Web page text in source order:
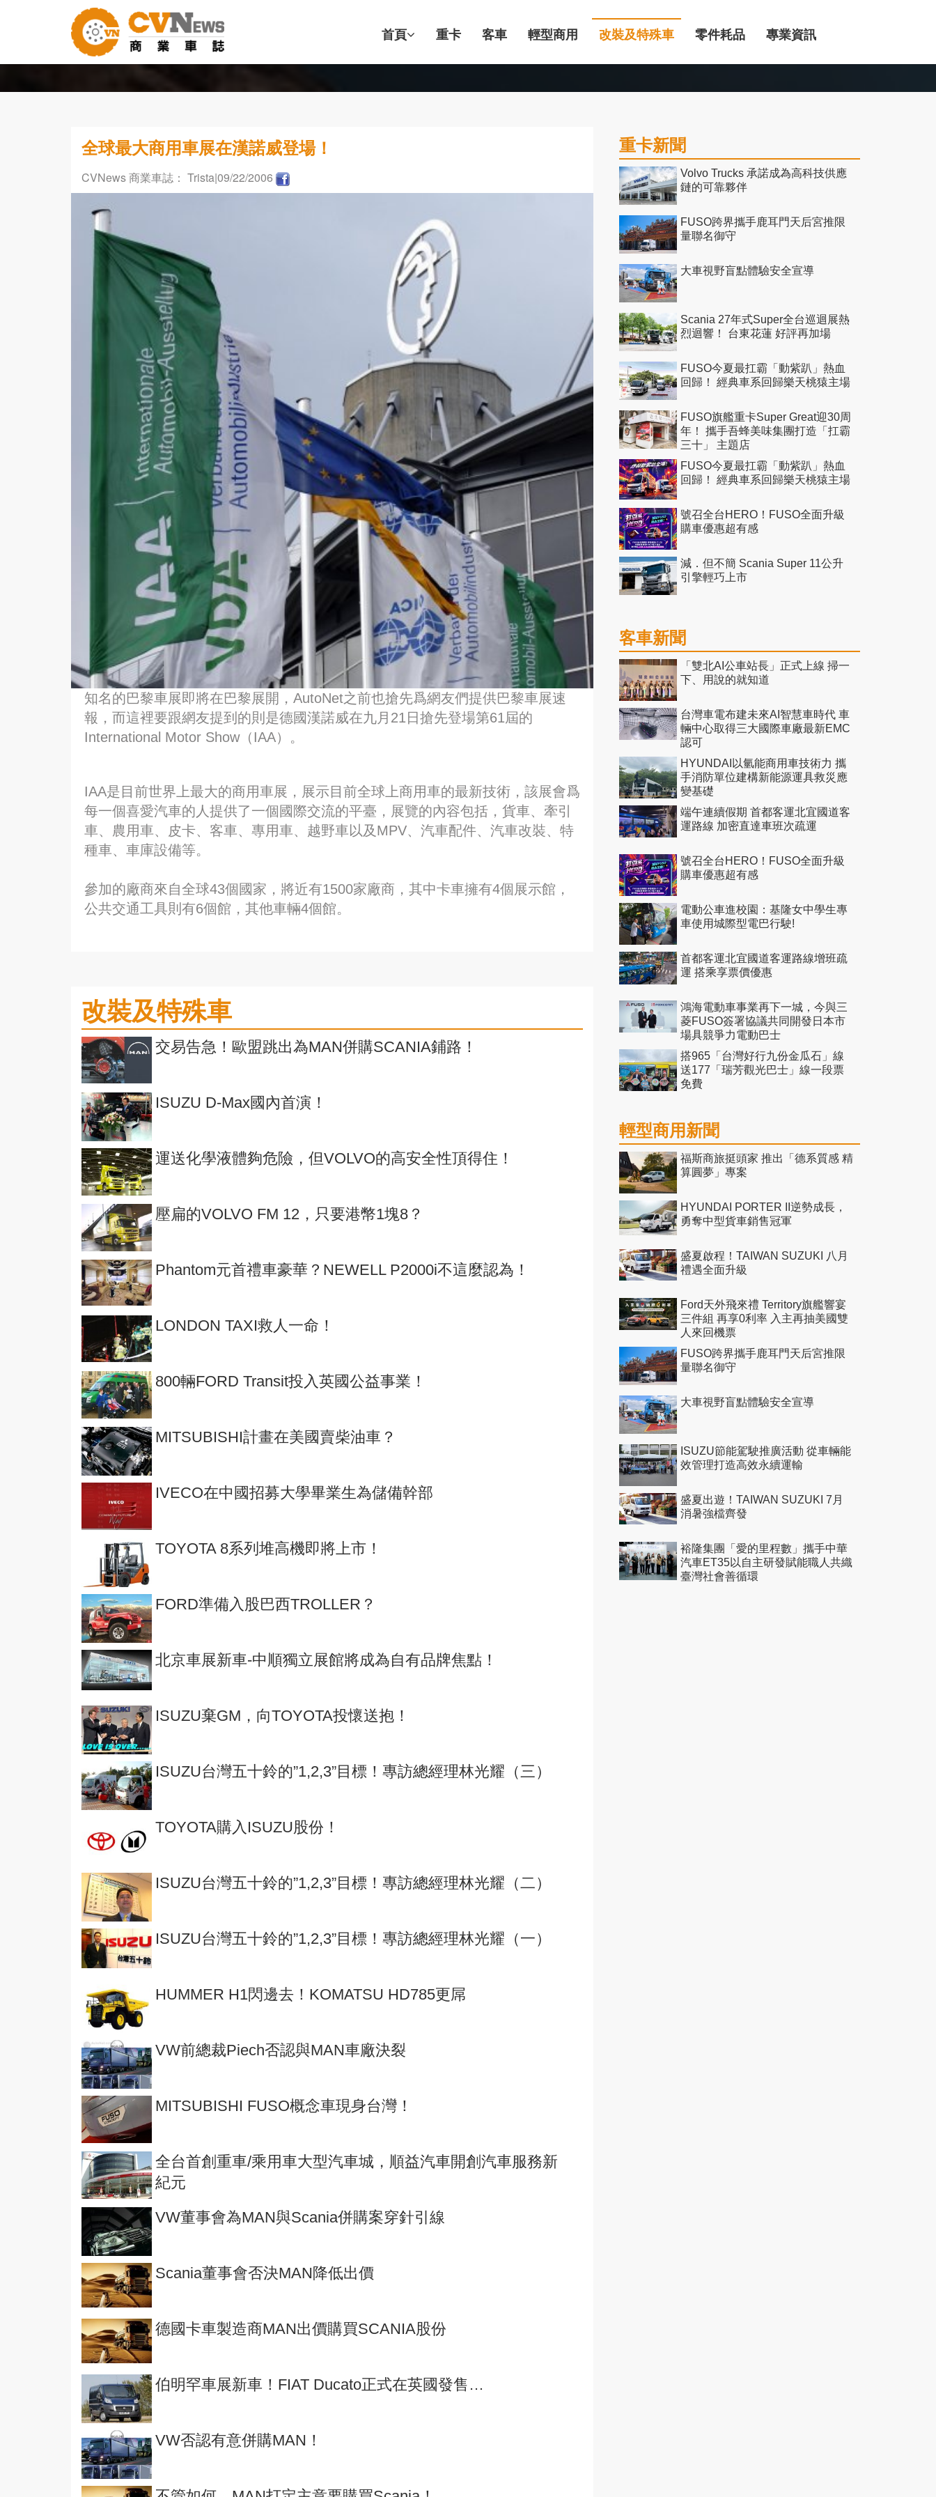
首頁 重卡 客車 輕型商用 改裝及特殊車 零件耗品 專業資訊
全球最大商用車展在漢諾威登場！
CVNews 商業車誌： Trista|09/22/2006
知名的巴黎車展即將在巴黎展開，AutoNet之前也搶先爲網友們提供巴黎車展速
報，而這裡要跟網友提到的則是德國漢諾威在九月21日搶先登場第61屆的
International Motor Show（IAA）。
IAA是目前世界上最大的商用車展，展示目前全球上商用車的最新技術，該展會爲
每一個喜愛汽車的人提供了一個國際交流的平臺，展覽的內容包括，貨車、牽引
車、農用車、皮卡、客車、專用車、越野車以及MPV、汽車配件、汽車改裝、特
種車、車庫設備等。
參加的廠商來自全球43個國家，將近有1500家廠商，其中卡車擁有4個展示館，
公共交通工具則有6個館，其他車輛4個館。
改裝及特殊車
交易告急！歐盟跳出為MAN併購SCANIA鋪路！
ISUZU D-Max國內首演！
運送化學液體夠危險，但VOLVO的高安全性頂得住！
壓扁的VOLVO FM 12，只要港幣1塊8？
Phantom元首禮車豪華？NEWELL P2000i不這麼認為！
LONDON TAXI救人一命！
800輛FORD Transit投入英國公益事業！
MITSUBISHI計畫在美國賣柴油車？
IVECO在中國招募大學畢業生為儲備幹部
TOYOTA 8系列堆高機即將上市！
FORD準備入股巴西TROLLER？
北京車展新車-中順獨立展館將成為自有品牌焦點！
ISUZU棄GM，向TOYOTA投懷送抱！
ISUZU台灣五十鈴的”1,2,3”目標！專訪總經理林光耀（三）
TOYOTA購入ISUZU股份！
ISUZU台灣五十鈴的”1,2,3”目標！專訪總經理林光耀（二）
ISUZU台灣五十鈴的”1,2,3”目標！專訪總經理林光耀（一）
HUMMER H1閃邊去！KOMATSU HD785更屌
VW前總裁Piech否認與MAN車廠決裂
MITSUBISHI FUSO概念車現身台灣！
全台首創重車/乘用車大型汽車城，順益汽車開創汽車服務新
紀元
VW董事會為MAN與Scania併購案穿針引線
Scania董事會否決MAN降低出價
德國卡車製造商MAN出價購買SCANIA股份
伯明罕車展新車！FIAT Ducato正式在英國發售…
VW否認有意併購MAN！
重卡新聞
Volvo Trucks 承諾成為高科技供應
鏈的可靠夥伴
FUSO跨界攜手鹿耳門天后宮推限
量聯名御守
大車視野盲點體驗安全宣導
Scania 27年式Super全台巡迴展熱
烈迴響！ 台東花蓮 好評再加場
FUSO今夏最扛霸「動紫趴」熱血
回歸！ 經典車系回歸樂天桃猿主場
FUSO旗艦重卡Super Great迎30周
年！ 攜手吾蜂美味集團打造「扛霸
三十」 主題店
FUSO今夏最扛霸「動紫趴」熱血
回歸！ 經典車系回歸樂天桃猿主場
號召全台HERO！FUSO全面升級
購車優惠超有感
減．但不簡 Scania Super 11公升
引擎輕巧上市
客車新聞
「雙北AI公車站長」正式上線 掃一
下、用說的就知道
台灣車電布建未來AI智慧車時代 車
輛中心取得三大國際車廠最新EMC
認可
HYUNDAI以氫能商用車技術力 攜
手消防單位建構新能源運具救災應
變基礎
端午連續假期 首都客運北宜國道客
運路線 加密直達車班次疏運
號召全台HERO！FUSO全面升級
購車優惠超有感
電動公車進校園：基隆女中學生專
車使用城際型電巴行駛!
首都客運北宜國道客運路線增班疏
運 搭乘享票價優惠
鴻海電動車事業再下一城，今與三
菱FUSO簽署協議共同開發日本市
場具競爭力電動巴士
搭965「台灣好行九份金瓜石」線
送177「瑞芳觀光巴士」線一段票
免費
輕型商用新聞
福斯商旅挺頭家 推出「德系質感 精
算圓夢」專案
HYUNDAI PORTER II逆勢成長，
勇奪中型貨車銷售冠軍
盛夏啟程！TAIWAN SUZUKI 八月
禮遇全面升級
Ford天外飛來禮 Territory旗艦響宴
三件組 再享0利率 入主再抽美國雙
人來回機票
FUSO跨界攜手鹿耳門天后宮推限
量聯名御守
大車視野盲點體驗安全宣導
ISUZU節能駕駛推廣活動 從車輛能
效管理打造高效永續運輸
盛夏出遊！TAIWAN SUZUKI 7月
消暑強檔齊發
裕隆集團「愛的里程數」攜手中華
汽車ET35以自主研發賦能職人共織
臺灣社會善循環